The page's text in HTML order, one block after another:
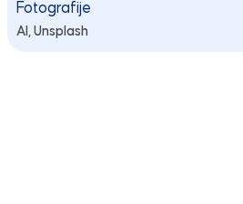
Fotografije
AI, Unsplash